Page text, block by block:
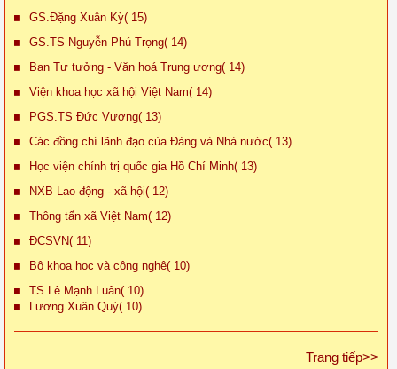
GS.Đặng Xuân Kỳ( 15)
GS.TS Nguyễn Phú Trọng( 14)
Ban Tư tưởng - Văn hoá Trung ương( 14)
Viện khoa học xã hội Việt Nam( 14)
PGS.TS Đức Vượng( 13)
Các đồng chí lãnh đạo của Đảng và Nhà nước( 13)
Học viện chính trị quốc gia Hồ Chí Minh( 13)
NXB Lao động - xã hội( 12)
Thông tấn xã Việt Nam( 12)
ĐCSVN( 11)
Bộ khoa học và công nghệ( 10)
TS Lê Mạnh Luân( 10)
Lương Xuân Quỳ( 10)
Trang tiếp>>